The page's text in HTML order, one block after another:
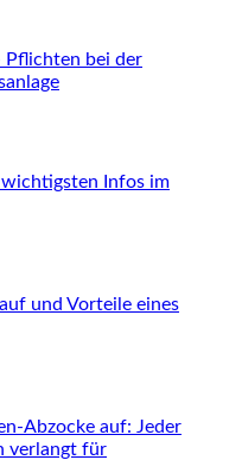
Pflichten bei der
Infos im
und Vorteile eines
Abzocke auf: Jeder
verlangt für